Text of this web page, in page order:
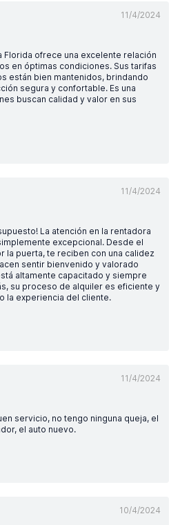
11/4/2024
Florida ofrece una excelente relación
en óptimas condiciones. Sus tarifas
están bien mantenidos, brindando
segura y confortable. Es una
buscan calidad y valor en sus
11/4/2024
La atención en la rentadora
excepcional. Desde el
la puerta, te reciben con una calidez
sentir bienvenido y valorado
altamente capacitado y siempre
su proceso de alquiler es eficiente y
la experiencia del cliente.
11/4/2024
servicio, no tengo ninguna queja, el
el auto nuevo.
10/4/2024